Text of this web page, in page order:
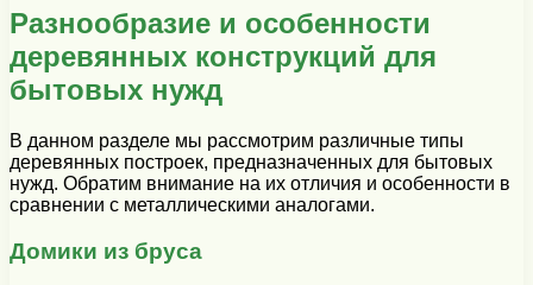
Разнообразие и особенности
деревянных конструкций для
бытовых нужд
В данном разделе мы рассмотрим различные типы
деревянных построек, предназначенных для бытовых
нужд. Обратим внимание на их отличия и особенности в
сравнении с металлическими аналогами.
Домики из бруса